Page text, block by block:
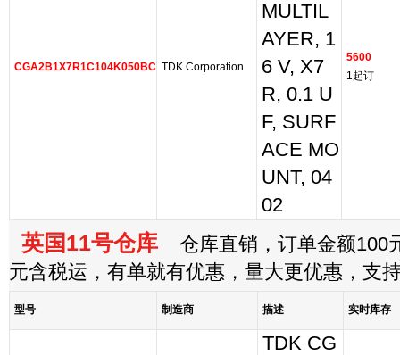
CGA2B1X7R1C104K050BC TDK Corporation
MULTIL
AYER, 1
6 V, X7
R, 0.1 U
F, SURF
ACE MO
UNT, 04
02
5600
1起订
英国11号仓库 仓库直销，订单金额100
元含税运，有单就有优惠，量大更优惠，支
型号 制造商 描述 实时库存
TDK CG